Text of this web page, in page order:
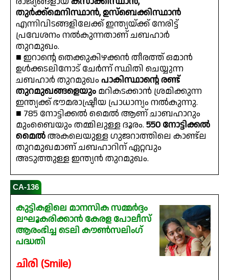
തുർക്ക്മെനിസ്ഥാൻ, ഉസ്ബെക്കിസ്ഥാൻ
എന്നിവിടങ്ങളിലേക്ക് ഇന്ത്യയ്ക്ക് നേരിട്ട്
പ്രവേശനം നൽകുന്നതാണ് ചബഹാർ
തുറമുഖം.
■ ഇറാൻ്റെ തെക്കുകിഴക്കൻ തീരത്ത് ഒമാൻ
ഉൾക്കടലിനോട് ചേർന്ന് സ്ഥിതി ചെയ്യുന്ന
ചബഹാർ തുറമുഖം പാകിസ്ഥാൻ്റെ രണ്ട്
തുറമുഖങ്ങളെയും മറികടക്കാൻ ശ്രമിക്കുന്ന
ഇന്ത്യക്ക് ഭൗമരാഷ്ട്രീയ പ്രാധാന്യം നൽകുന്നു.
■ 785 നോട്ടിക്കൽ മൈൽ ആണ് ചാബഹാറും
മുംബൈയും തമ്മിലുള്ള ദൂരം. 550 നോട്ടിക്കൽ
മൈൽഅകലെയുള്ള ഗുജറാത്തിലെ കാണ്ട്‌ല
തുറമുഖമാണ് ചബഹാറിന് ഏറ്റവും
അടുത്തുള്ള ഇന്ത്യൻ തുറമുഖം.
CA-136
കുട്ടികളിലെ മാനസിക സമ്മർദ്ദം
ലഘൂകരിക്കാൻ കേരള പോലീസ്
ആരംഭിച്ച ടെലി കൗൺസലിംഗ്
പദ്ധതി
ചിരി (Smile)